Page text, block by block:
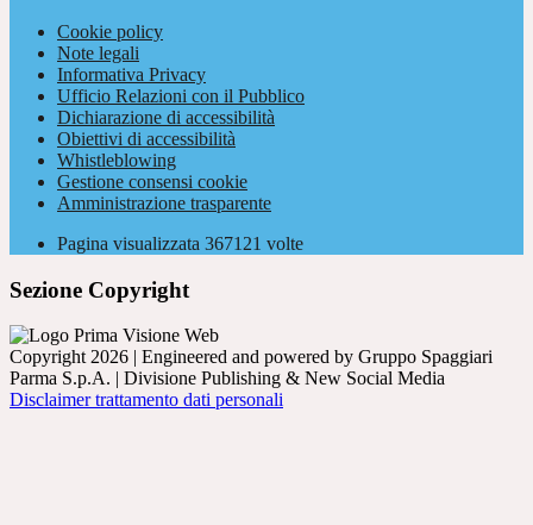
Cookie policy
Note legali
Informativa Privacy
Ufficio Relazioni con il Pubblico
Dichiarazione di accessibilità
Obiettivi di accessibilità
Whistleblowing
Gestione consensi cookie
Amministrazione trasparente
Pagina visualizzata 367121 volte
Sezione Copyright
Copyright 2026 | Engineered and powered by Gruppo Spaggiari
Parma S.p.A. | Divisione Publishing & New Social Media
Disclaimer trattamento dati personali